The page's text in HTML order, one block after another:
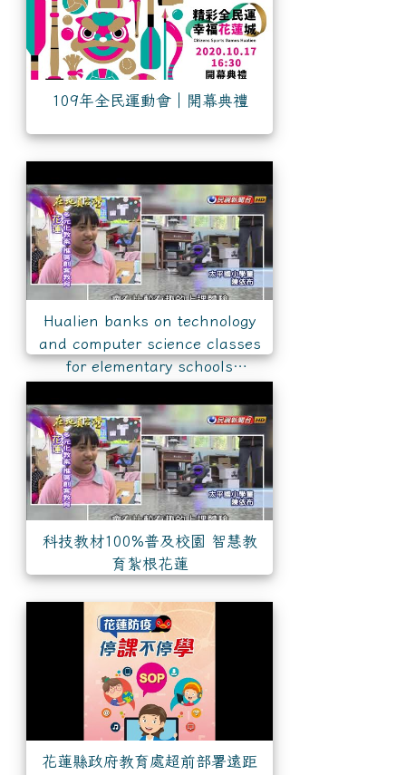
109年全民運動會｜開幕典禮
Hualien banks on technology
and computer science classes
for elementary schools
科技教材100%普及校園 智慧教
育紮根花蓮
花蓮縣政府教育處超前部署遠距